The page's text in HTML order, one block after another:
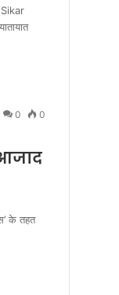
0 0
के तहत